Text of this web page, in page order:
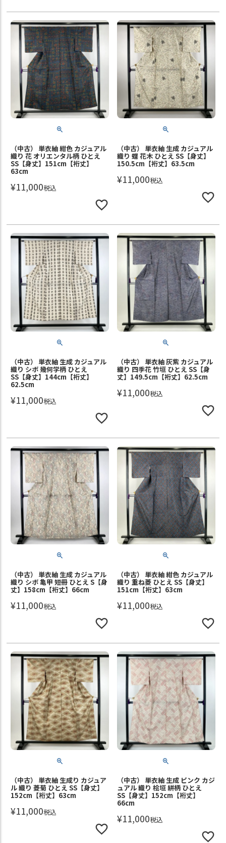
（中古） 単衣紬 紺色 カジュアル
織り 花 オリエンタル柄 ひとえ
SS【身丈】151cm【裄丈】
63cm
¥11,000税込
（中古） 単衣紬 生成 カジュアル
織り 蝶 花木 ひとえ SS【身丈】
150.5cm【裄丈】63.5cm
¥11,000税込
（中古） 単衣紬 生成 カジュアル
織り シボ 幾何学柄 ひとえ
SS【身丈】144cm【裄丈】
62.5cm
¥11,000税込
（中古） 単衣紬 灰紫 カジュアル
織り 四季花 竹垣 ひとえ SS【身
丈】149.5cm【裄丈】62.5cm
¥11,000税込
（中古） 単衣紬 生成 カジュアル
織り シボ 亀甲 短冊 ひとえ S【身
丈】158cm【裄丈】66cm
¥11,000税込
（中古） 単衣紬 紺色 カジュアル
織り 重ね菱 ひとえ SS【身丈】
151cm【裄丈】63cm
¥11,000税込
（中古） 単衣紬 生成り カジュア
ル 織り 菱菊 ひとえ SS【身丈】
152cm【裄丈】63cm
¥11,000税込
（中古） 単衣紬 生成 ピンク カジ
ュアル 織り 桧垣 絣柄 ひとえ
SS【身丈】152cm【裄丈】
66cm
¥11,000税込